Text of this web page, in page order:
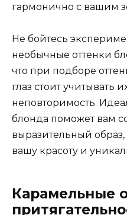
гармонично с вашим
Не бойтесь
необычные оттенки
что при подборе
глаз стоит учитывать
неповторимость.
блонда поможет вам
выразительный
вашу красоту и
Карамельные